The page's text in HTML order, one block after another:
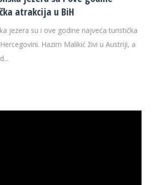
atrakcija u BiH
jezera su i ove godine najveća turistička
Hazim Malikić živi u Austriji, a